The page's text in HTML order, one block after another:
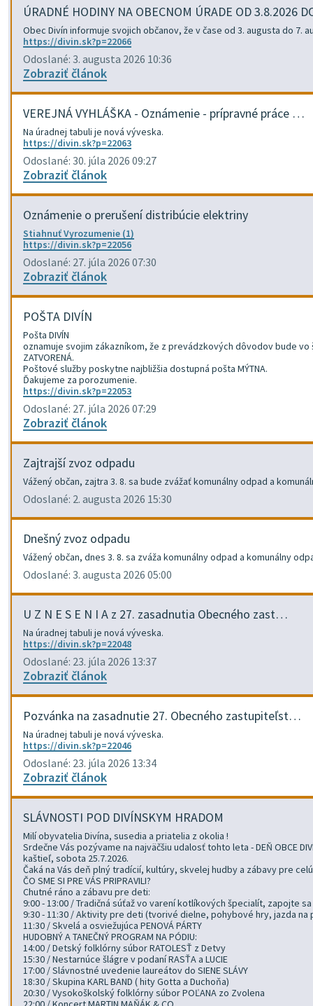
ÚRADNÉ HODINY NA OBECNOM ÚRADE OD 3.8.2026
Obec Divín informuje svojich občanov, že v čase od 3. augusta do 7.
https://divin.sk?p=22066
Odoslané: 3. augusta 2026 10:36
Zobraziť článok
VEREJNÁ VYHLÁŠKA - Oznámenie - prípravné práce …
Na úradnej tabuli je nová výveska.
https://divin.sk?p=22063
Odoslané: 30. júla 2026 09:27
Zobraziť článok
Oznámenie o prerušení distribúcie elektriny
Stiahnuť Vyrozumenie (1)
https://divin.sk?p=22056
Odoslané: 27. júla 2026 07:30
Zobraziť článok
POŠTA DIVÍN
Pošta DIVÍN
oznamuje svojim zákazníkom, že z prevádzkových dôvodov bude vo
ZATVORENÁ.
Poštové služby poskytne najbližšia dostupná pošta MÝTNA.
Ďakujeme za porozumenie.
https://divin.sk?p=22053
Odoslané: 27. júla 2026 07:29
Zobraziť článok
Zajtrajší zvoz odpadu
Vážený občan, zajtra 3. 8. sa bude zvážať komunálny odpad a
Odoslané: 2. augusta 2026 15:30
Dnešný zvoz odpadu
Vážený občan, dnes 3. 8. sa zváža komunálny odpad a komunálny
Odoslané: 3. augusta 2026 05:00
U Z N E S E N I A z 27. zasadnutia Obecného zast…
Na úradnej tabuli je nová výveska.
https://divin.sk?p=22048
Odoslané: 23. júla 2026 13:37
Zobraziť článok
Pozvánka na zasadnutie 27. Obecného zastupiteľst…
Na úradnej tabuli je nová výveska.
https://divin.sk?p=22046
Odoslané: 23. júla 2026 13:34
Zobraziť článok
SLÁVNOSTI POD DIVÍNSKYM HRADOM
Milí obyvatelia Divína, susedia a priatelia z okolia !
Srdečne Vás pozývame na najväčšiu udalosť tohto leta - DEŇ OBCE
kaštieľ, sobota 25.7.2026.
Čaká na Vás deň plný tradícií, kultúry, skvelej hudby a zábavy pre
ČO SME SI PRE VÁS PRIPRAVILI?
Chutné ráno a zábavu pre deti:
9:00 - 13:00 / Tradičná súťaž vo varení kotlíkových špecialít, zapojte
9:30 - 11:30 / Aktivity pre deti (tvorivé dielne, pohybové hry, jazda na
11:30 / Skvelá a osviežujúca PENOVÁ PÁRTY
HUDOBNÝ A TANEČNÝ PROGRAM NA PÓDIU:
14:00 / Detský folklórny súbor RATOLESŤ z Detvy
15:30 / Nestarnúce šlágre v podaní RASŤA a LUCIE
17:00 / Slávnostné uvedenie laureátov do SIENE SLÁVY
18:30 / Skupina KARL BAND ( hity Gotta a Duchoňa)
20:30 / Vysokoškolský folklórny súbor POĽANA zo Zvolena